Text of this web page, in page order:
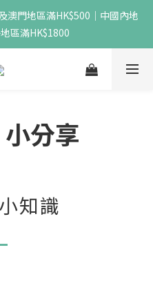
澳門地區滿HK$500｜中國內地
區滿HK$1800
分享
知識